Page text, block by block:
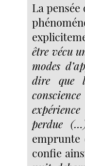
La
être vécu
modes
dire que
perdue
emprunte
confie